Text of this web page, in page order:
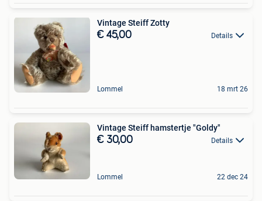
Vintage Steiff Zotty
€ 45,00 Details
Lommel 18 mrt 26
Vintage Steiff hamstertje "Goldy"
€ 30,00 Details
Lommel 22 dec 24